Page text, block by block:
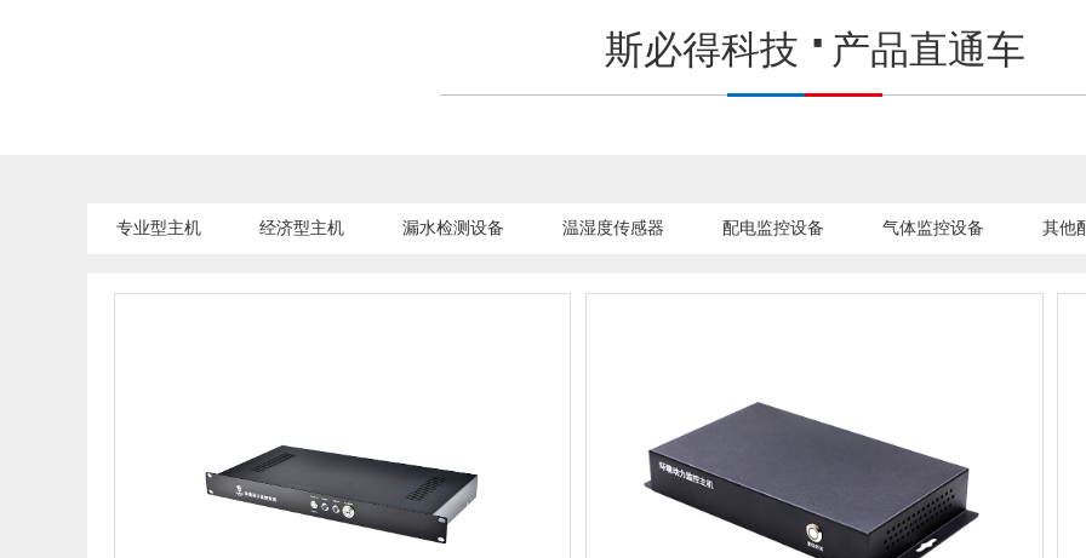
斯必得科技 产品直通车
专业型主机 经济型主机 漏水检测设备 温湿度传感器 配电监控设备 气体监控设备 其他